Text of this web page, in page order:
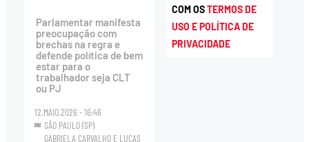
Parlamentar manifesta
preocupação com
brechas na regra e
defende política de bem
estar para o
trabalhador seja CLT
ou PJ
12.MAIO.2026 - 16:46
SÃO PAULO (SP)
GABRIELA CARVALHO E LUCAS
COM OSTERMOS DE
USO E POLÍTICA DE
PRIVACIDADE